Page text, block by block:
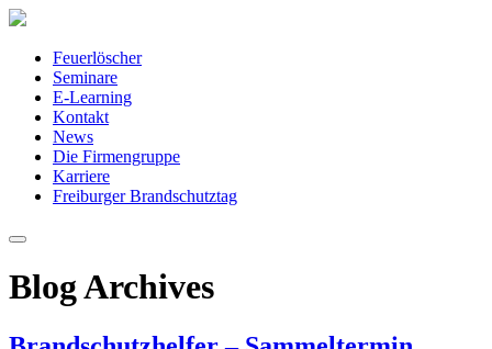
Feuerlöscher
Seminare
E-Learning
Kontakt
News
Die Firmengruppe
Karriere
Freiburger Brandschutztag
Blog Archives